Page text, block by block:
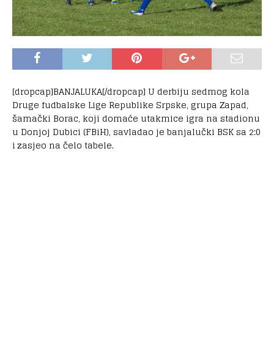
[dropcap]BANJALUKA[/dropcap] U derbiju sedmog kola
Druge fudbalske Lige Republike Srpske, grupa Zapad,
šamački Borac, koji domaće utakmice igra na stadionu
u Donjoj Dubici (FBiH), savladao je banjalučki BSK sa 2:0
i zasjeo na čelo tabele.